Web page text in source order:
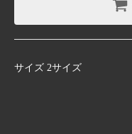
サイズ 2サイズ